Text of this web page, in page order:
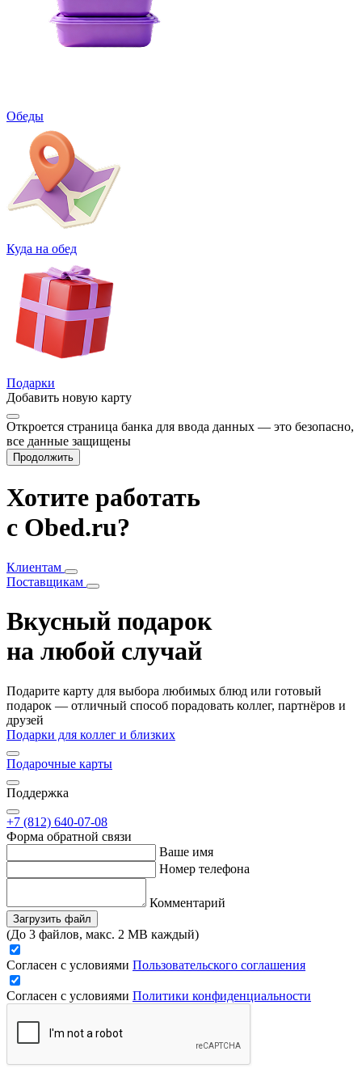
Обеды
Куда на обед
Подарки
Добавить новую карту
Откроется страница банка для ввода данных — это безопасно,
все данные защищены
Продолжить
Хотите работать
с Obed.ru?
Клиентам
Поставщикам
Вкусный подарок
на любой случай
Подарите карту для выбора любимых блюд или готовый
подарок — отличный способ порадовать коллег, партнёров и
друзей
Подарки для коллег и близких
Подарочные карты
Поддержка
+7 (812) 640-07-08
Форма обратной связи
Ваше имя
Номер телефона
Комментарий
Загрузить файл
(До 3 файлов, макс. 2 MB каждый)
Согласен с условиями Пользовательского соглашения
Согласен с условиями Политики конфиденциальности